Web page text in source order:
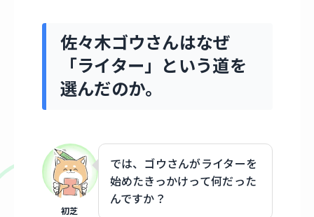
佐々木ゴウさんはなぜ
「ライター」という道を
選んだのか。
初芝
では、ゴウさんがライターを
始めたきっかけって何だった
んですか？